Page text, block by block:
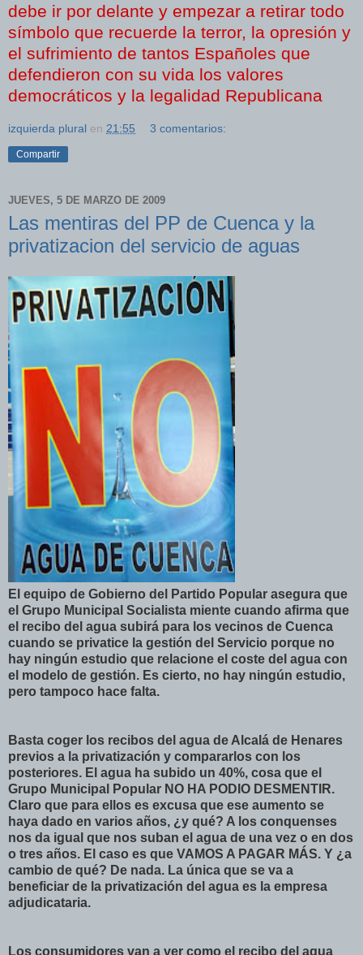
debe ir por delante y empezar a retirar todo
símbolo que recuerde la terror, la opresión y
el sufrimiento de tantos Españoles que
defendieron con su vida los valores
democráticos y la legalidad Republicana
izquierda plural en 21:55 3 comentarios:
Compartir
JUEVES, 5 DE MARZO DE 2009
Las mentiras del PP de Cuenca y la
privatizacion del servicio de aguas
El equipo de Gobierno del Partido Popular asegura que
el Grupo Municipal Socialista miente cuando afirma que
el recibo del agua subirá para los vecinos de Cuenca
cuando se privatice la gestión del Servicio porque no
hay ningún estudio que relacione el coste del agua con
el modelo de gestión. Es cierto, no hay ningún estudio,
pero tampoco hace falta.
Basta coger los recibos del agua de Alcalá de Henares
previos a la privatización y compararlos con los
posteriores. El agua ha subido un 40%, cosa que el
Grupo Municipal Popular NO HA PODIO DESMENTIR.
Claro que para ellos es excusa que ese aumento se
haya dado en varios años, ¿y qué? A los conquenses
nos da igual que nos suban el agua de una vez o en dos
o tres años. El caso es que VAMOS A PAGAR MÁS. Y ¿a
cambio de qué? De nada. La única que se va a
beneficiar de la privatización del agua es la empresa
adjudicataria.
Los consumidores van a ver como el recibo del agua